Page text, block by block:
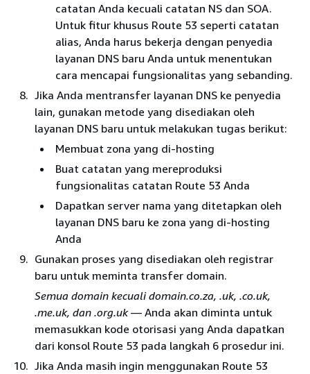
catatan Anda kecuali catatan NS dan SOA.
Untuk fitur khusus Route 53 seperti catatan
alias, Anda harus bekerja dengan penyedia
layanan DNS baru Anda untuk menentukan
cara mencapai fungsionalitas yang sebanding.
Jika Anda mentransfer layanan DNS ke penyedia
lain, gunakan metode yang disediakan oleh
layanan DNS baru untuk melakukan tugas berikut:
Membuat zona yang di-hosting
Buat catatan yang mereproduksi
fungsionalitas catatan Route 53 Anda
Dapatkan server nama yang ditetapkan oleh
layanan DNS baru ke zona yang di-hosting
Anda
Gunakan proses yang disediakan oleh registrar
baru untuk meminta transfer domain.
Semua domain kecuali domain.co.za, .uk, .co.uk,
.me.uk, dan .org.uk— Anda akan diminta untuk
memasukkan kode otorisasi yang Anda dapatkan
dari konsol Route 53 pada langkah 6 prosedur ini.
Jika Anda masih ingin menggunakan Route 53